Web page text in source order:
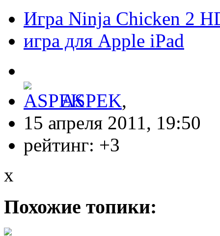
Игра Ninja Chicken 2
игра для Apple iPad
ASPEK,
15 апреля 2011, 19:50
рейтинг: +3
x
Похожие топики: